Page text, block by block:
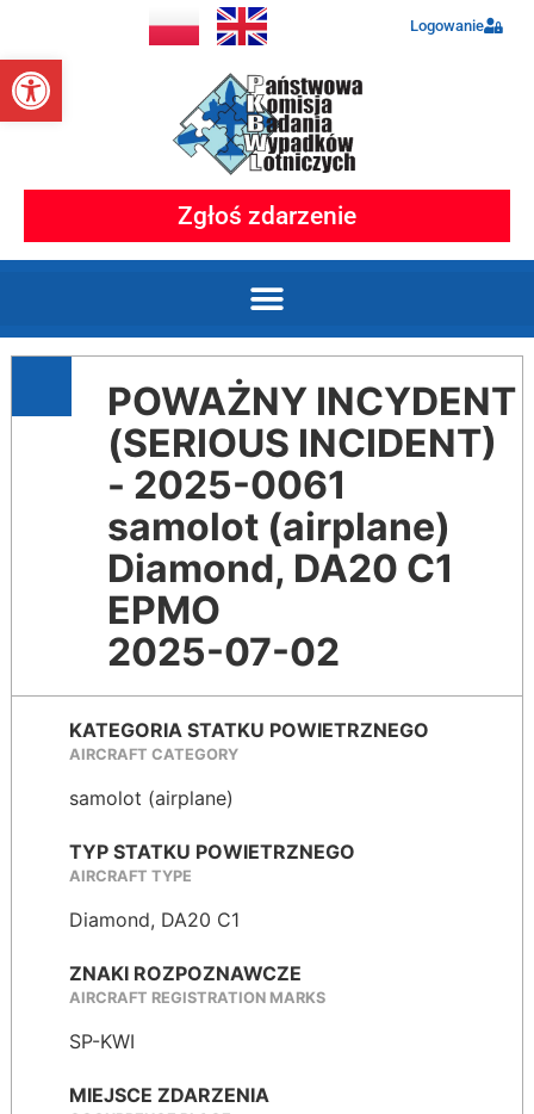
Otwórz pasek narzędzi
Logowanie
Zgłoś zdarzenie
POWAŻNY INCYDENT
(SERIOUS INCIDENT)
- 2025-0061
samolot (airplane)
Diamond, DA20 C1
EPMO
2025-07-02
KATEGORIA STATKU POWIETRZNEGO
AIRCRAFT CATEGORY
samolot (airplane)
TYP STATKU POWIETRZNEGO
AIRCRAFT TYPE
Diamond, DA20 C1
ZNAKI ROZPOZNAWCZE
AIRCRAFT REGISTRATION MARKS
SP-KWI
MIEJSCE ZDARZENIA